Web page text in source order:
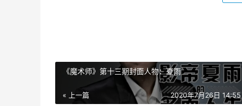
《魔术师》第十三期封面人物：夏雨
« 上一篇 2020年7月26日 14:55